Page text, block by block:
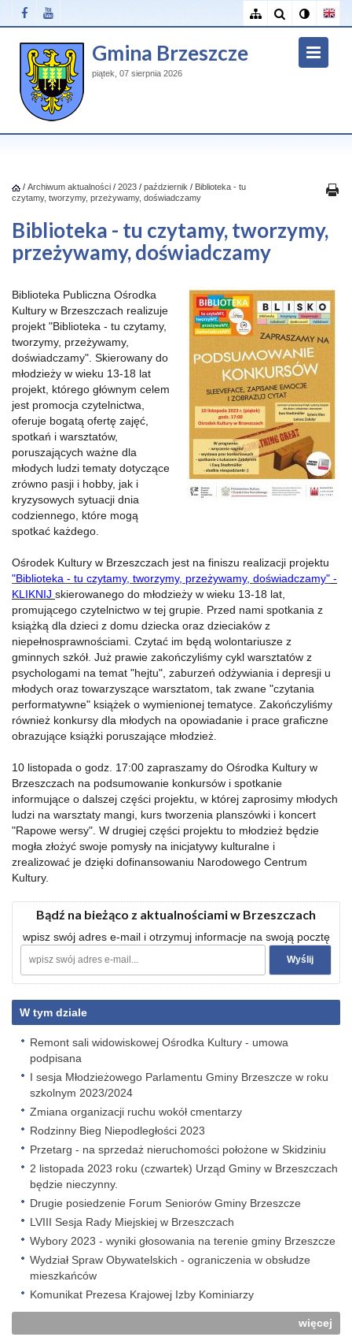
Gmina Brzeszcze
piątek, 07 sierpnia 2026
/ Archiwum aktualności / 2023 / październik / Biblioteka - tu
czytamy, tworzymy, przeżywamy, doświadczamy
Biblioteka - tu czytamy, tworzymy,
przeżywamy, doświadczamy
Biblioteka Publiczna Ośrodka
Kultury w Brzeszczach realizuje
projekt "Biblioteka - tu czytamy,
tworzymy, przeżywamy,
doświadczamy". Skierowany do
młodzieży w wieku 13-18 lat
projekt, którego głównym celem
jest promocja czytelnictwa,
oferuje bogatą ofertę zajęć,
spotkań i warsztatów,
poruszających ważne dla
młodych ludzi tematy dotyczące
zrówno pasji i hobby, jak i
kryzysowych sytuacji dnia
codziennego, które mogą
spotkać każdego.
Ośrodek Kultury w Brzeszczach jest na finiszu realizacji projektu
"Biblioteka - tu czytamy, tworzymy, przeżywamy, doświadczamy" -
KLIKNIJ skierowanego do młodzieży w wieku 13-18 lat,
promującego czytelnictwo w tej grupie. Przed nami spotkania z
książką dla dzieci z domu dziecka oraz dzieciaków z
niepełnosprawnościami. Czytać im będą wolontariusze z
gminnych szkół. Już prawie zakończyliśmy cykl warsztatów z
psychologami na temat "hejtu", zaburzeń odżywiania i depresji u
młodych oraz towarzyszące warsztatom, tak zwane "czytania
performatywne" książek o wymienionej tematyce. Zakończyliśmy
również konkursy dla młodych na opowiadanie i prace graficzne
obrazujące książki poruszające młodzież.
10 listopada o godz. 17:00 zapraszamy do Ośrodka Kultury w
Brzeszczach na podsumowanie konkursów i spotkanie
informujące o dalszej części projektu, w której zaprosimy młodych
ludzi na warsztaty mangi, kurs tworzenia planszówki i koncert
"Rapowe wersy". W drugiej części projektu to młodzież będzie
mogła złożyć swoje pomysły na inicjatywy kulturalne i
zrealizować je dzięki dofinansowaniu Narodowego Centrum
Kultury.
Bądź na bieżąco z aktualnościami w Brzeszczach
wpisz swój adres e-mail i otrzymuj informacje na swoją pocztę
W tym dziale
Remont sali widowiskowej Ośrodka Kultury - umowa
podpisana
I sesja Młodzieżowego Parlamentu Gminy Brzeszcze w roku
szkolnym 2023/2024
Zmiana organizacji ruchu wokół cmentarzy
Rodzinny Bieg Niepodległości 2023
Przetarg - na sprzedaż nieruchomości położone w Skidziniu
2 listopada 2023 roku (czwartek) Urząd Gminy w Brzeszczach
będzie nieczynny.
Drugie posiedzenie Forum Seniorów Gminy Brzeszcze
LVIII Sesja Rady Miejskiej w Brzeszczach
Wybory 2023 - wyniki głosowania na terenie gminy Brzeszcze
Wydział Spraw Obywatelskich - ograniczenia w obsłudze
mieszkańców
Komunikat Prezesa Krajowej Izby Kominiarzy
więcej